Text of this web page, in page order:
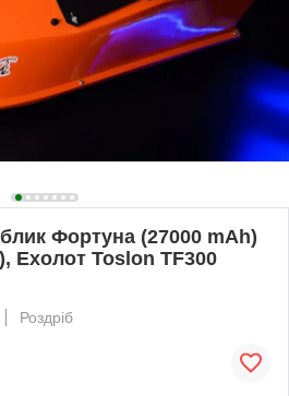
Фортуна (27000 mAh)
Ехолот Toslon TF300
Роздріб